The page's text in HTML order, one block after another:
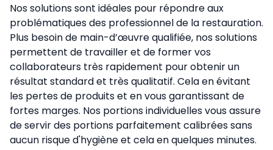
Nos solutions sont idéales pour répondre aux
problématiques des professionnel de la restauration.
Plus besoin de main-d’œuvre qualifiée, nos solutions
permettent de travailler et de former vos
collaborateurs très rapidement pour obtenir un
résultat standard et très qualitatif. Cela en évitant
les pertes de produits et en vous garantissant de
fortes marges. Nos portions individuelles vous assure
de servir des portions parfaitement calibrées sans
aucun risque d'hygiène et cela en quelques minutes.